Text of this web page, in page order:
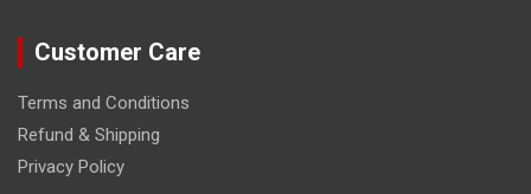
Customer Care
Terms and Conditions
Refund & Shipping
Privacy Policy